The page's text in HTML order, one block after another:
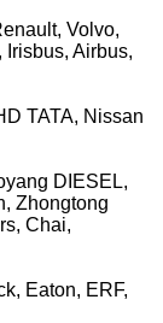
Volvo,
Irisbus, Airbus,
TATA, Nissan
DIESEL,
Zhongtong
Chai,
Eaton, ERF,